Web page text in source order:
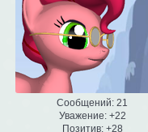
Сообщений: 21
Уважение: +22
Позитив: +28